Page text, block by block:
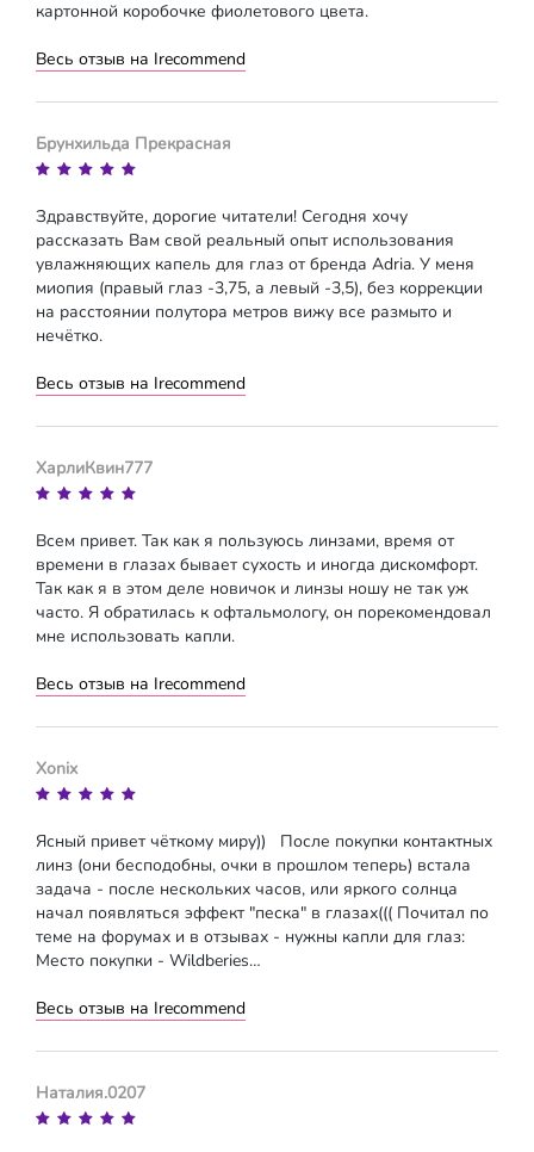
картонной коробочке фиолетового цвета.
Весь отзыв на Irecommend
Брунхильда Прекрасная
Здравствуйте, дорогие читатели! Сегодня хочу
рассказать Вам свой реальный опыт использования
увлажняющих капель для глаз от бренда Adria. У меня
миопия (правый глаз -3,75, а левый -3,5), без коррекции
на расстоянии полутора метров вижу все размыто и
нечётко.
Весь отзыв на Irecommend
ХарлиКвин777
Всем привет. Так как я пользуюсь линзами, время от
времени в глазах бывает сухость и иногда дискомфорт.
Так как я в этом деле новичок и линзы ношу не так уж
часто. Я обратилась к офтальмологу, он порекомендовал
мне использовать капли.
Весь отзыв на Irecommend
Xonix
Ясный привет чёткому миру)) После покупки контактных
линз (они бесподобны, очки в прошлом теперь) встала
задача - после нескольких часов, или яркого солнца
начал появляться эффект "песка" в глазах((( Почитал по
теме на форумах и в отзывах - нужны капли для глаз:
Место покупки - Wildberies…
Весь отзыв на Irecommend
Наталия.0207